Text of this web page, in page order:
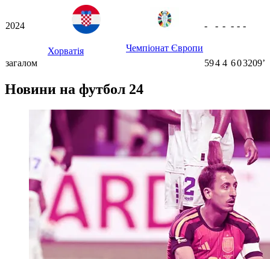
2024
Хорватія Чемпіонат Європи
- - - - - -
загалом 594 4 603209ʼ
Новини на футбол 24